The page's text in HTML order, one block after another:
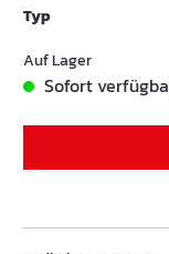
Typ
Auf Lager
Sofort